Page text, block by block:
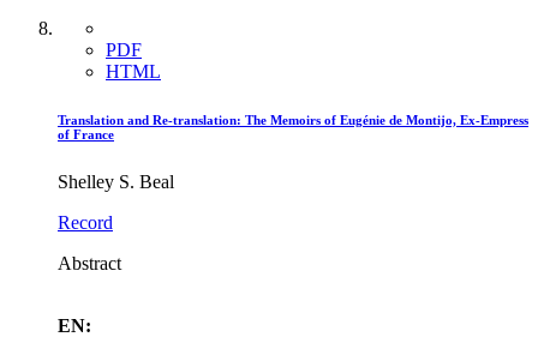
PDF
HTML
Translation and Re-translation: The Memoirs of Eugénie de Montijo, Ex-Empress
of France
Shelley S. Beal
Record
Abstract
EN: